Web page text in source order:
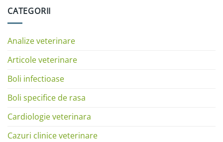
CATEGORII
Analize veterinare
Articole veterinare
Boli infectioase
Boli specifice de rasa
Cardiologie veterinara
Cazuri clinice veterinare